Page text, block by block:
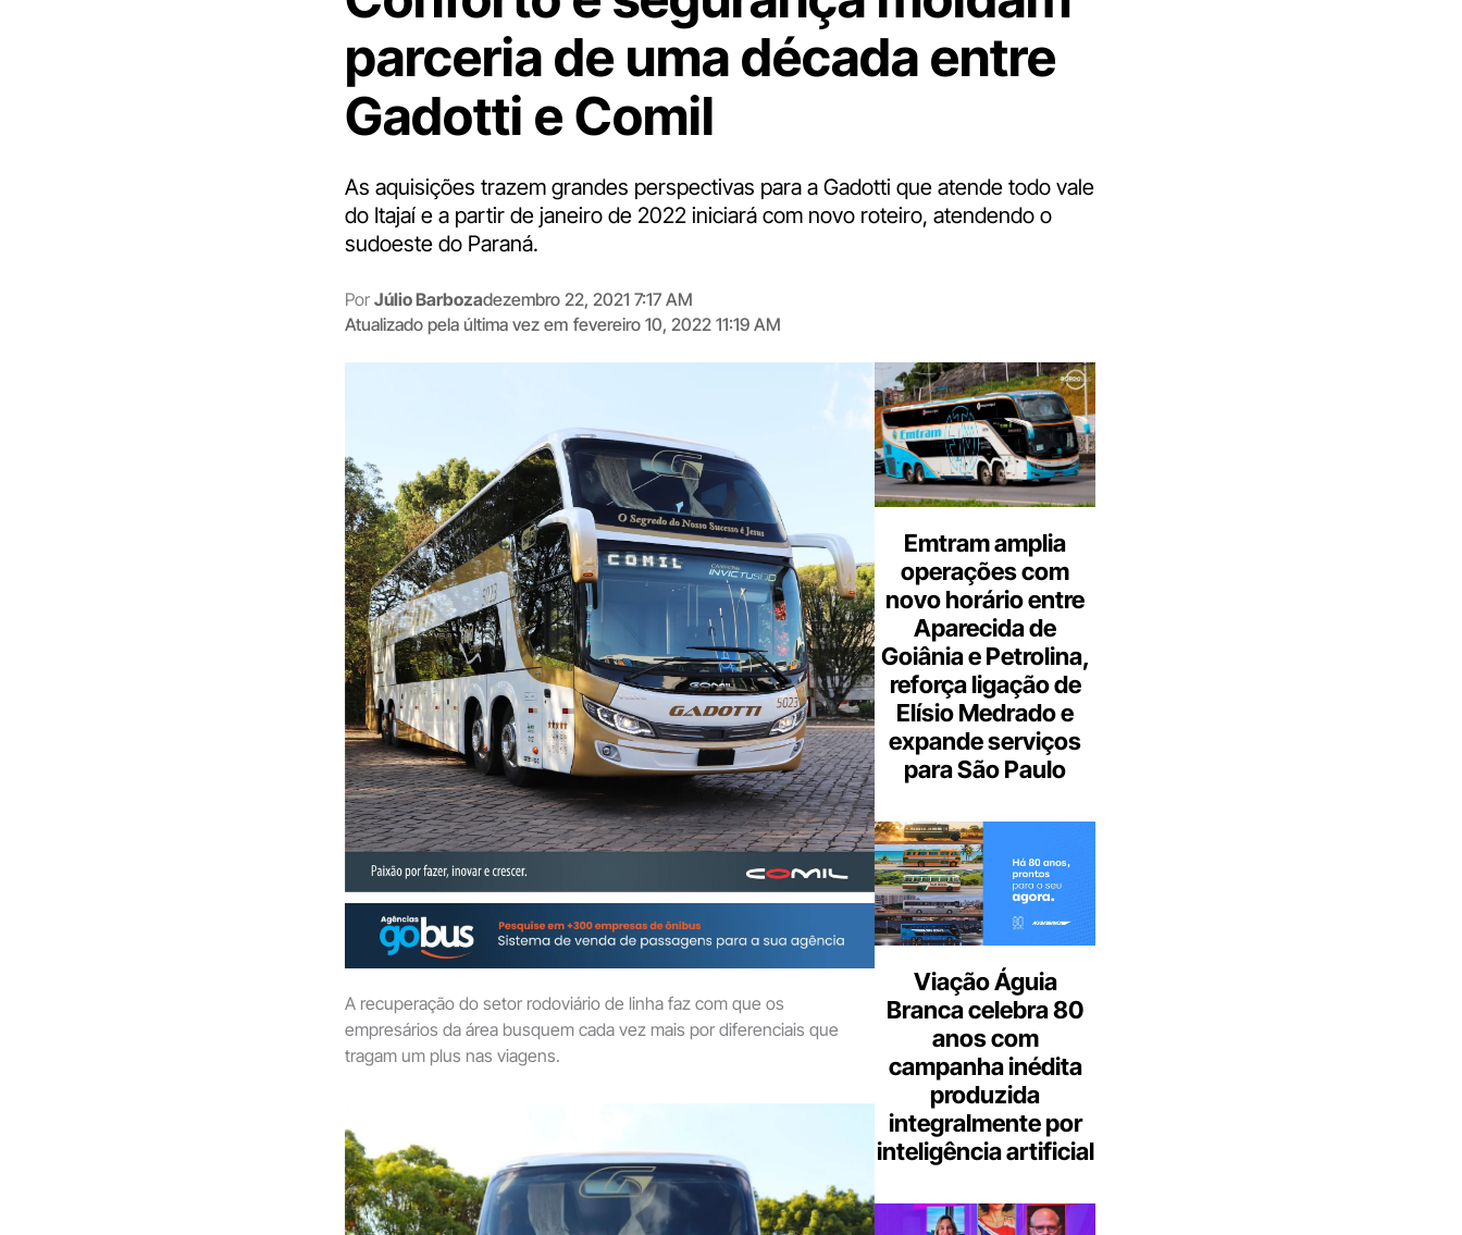
parceria de uma década entre
Gadotti e Comil
As aquisições trazem grandes perspectivas para a Gadotti que atende todo vale
do Itajaí e a partir de janeiro de 2022 iniciará com novo roteiro, atendendo o
sudoeste do Paraná.
Por Júlio Barbozadezembro 22, 2021 7:17 AM
Atualizado pela última vez em fevereiro 10, 2022 11:19 AM
A recuperação do setor rodoviário de linha faz com que os
empresários da área busquem cada vez mais por diferenciais que
tragam um plus nas viagens.
Emtram amplia
operações com
novo horário entre
Aparecida de
Goiânia e Petrolina,
reforça ligação de
Elísio Medrado e
expande serviços
para São Paulo
Viação Águia
Branca celebra 80
anos com
campanha inédita
produzida
integralmente por
inteligência artificial
Digite
aqui
o
seu
e-
mail